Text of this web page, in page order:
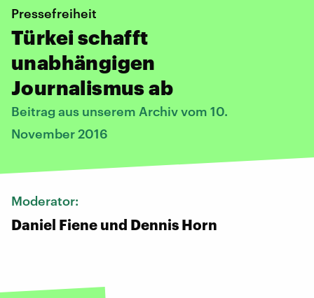
Pressefreiheit
Türkei schafft
unabhängigen
Journalismus ab
Beitrag aus unserem Archiv vom 10.
November 2016
Moderator:
Daniel Fiene und Dennis Horn